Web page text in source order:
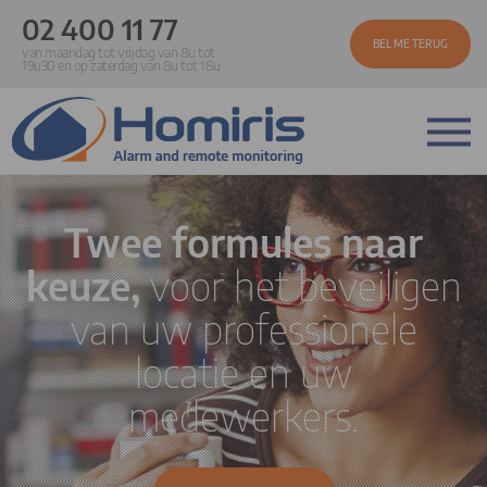
02 400 11 77
van maandag tot vrijdag van 8u tot
19u30 en op zaterdag van 8u tot 18u
BEL ME TERUG
Twee formules naar
keuze,voor het beveiligen
van uw professionele
locatie en uw
medewerkers.